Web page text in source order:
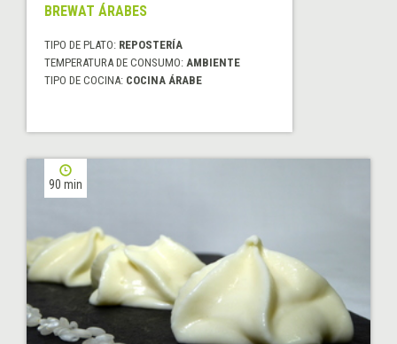
BREWAT ÁRABES
TIPO DE PLATO: REPOSTERÍA
TEMPERATURA DE CONSUMO: AMBIENTE
TIPO DE COCINA: COCINA ÁRABE
90 min